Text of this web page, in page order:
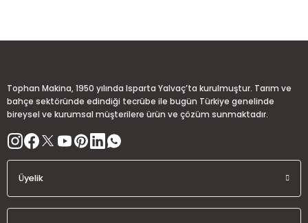
Bu ürüne benzer farklı alternatifler olmalı.
Tophan Makina, 1950 yılında Isparta Yalvaç’ta kurulmuştur. Tarım ve
bahçe sektöründe edindiği tecrübe ile bugün Türkiye genelinde
bireysel ve kurumsal müşterilere ürün ve çözüm sunmaktadır.
Üyelik